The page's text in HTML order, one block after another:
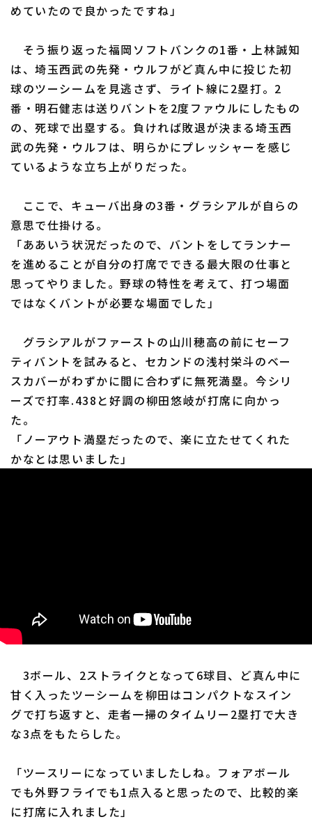
特定商取引法の表示 アルバイト募集
めていたので良かったですね」
そう振り返った福岡ソフトバンクの1番・上林誠知
は、埼玉西武の先発・ウルフがど真ん中に投じた初
球のツーシームを見逃さず、ライト線に2塁打。2
番・明石健志は送りバントを2度ファウルにしたもの
の、死球で出塁する。負ければ敗退が決まる埼玉西
武の先発・ウルフは、明らかにプレッシャーを感じ
ているような立ち上がりだった。
ここで、キューバ出身の3番・グラシアルが自らの
意思で仕掛ける。
「ああいう状況だったので、バントをしてランナー
を進めることが自分の打席でできる最大限の仕事と
思ってやりました。野球の特性を考えて、打つ場面
ではなくバントが必要な場面でした」
グラシアルがファーストの山川穂高の前にセーフ
ティバントを試みると、セカンドの浅村栄斗のベー
スカバーがわずかに間に合わずに無死満塁。今シリ
ーズで打率.438と好調の柳田悠岐が打席に向かっ
た。
「ノーアウト満塁だったので、楽に立たせてくれた
かなとは思いました」
3ボール、2ストライクとなって6球目、ど真ん中に
甘く入ったツーシームを柳田はコンパクトなスイン
グで打ち返すと、走者一掃のタイムリー2塁打で大き
な3点をもたらした。
「ツースリーになっていましたしね。フォアボール
でも外野フライでも1点入ると思ったので、比較的楽
に打席に入れました」